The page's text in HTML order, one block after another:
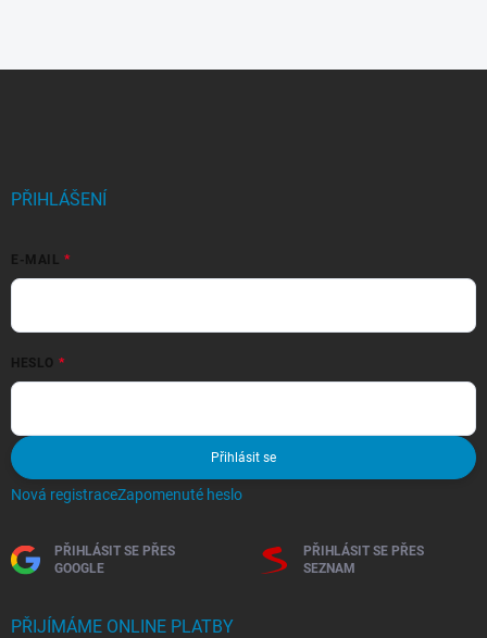
PŘIHLÁŠENÍ
E-MAIL
HESLO
Přihlásit se
Nová registraceZapomenuté heslo
PŘIHLÁSIT SE PŘES
GOOGLE
PŘIHLÁSIT SE PŘES
SEZNAM
PŘIJÍMÁME ONLINE PLATBY